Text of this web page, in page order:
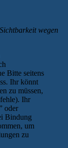
wegen
Bitte seitens
Ihr könnt
zu müssen,
Ihr
oder
Bindung
um
zu